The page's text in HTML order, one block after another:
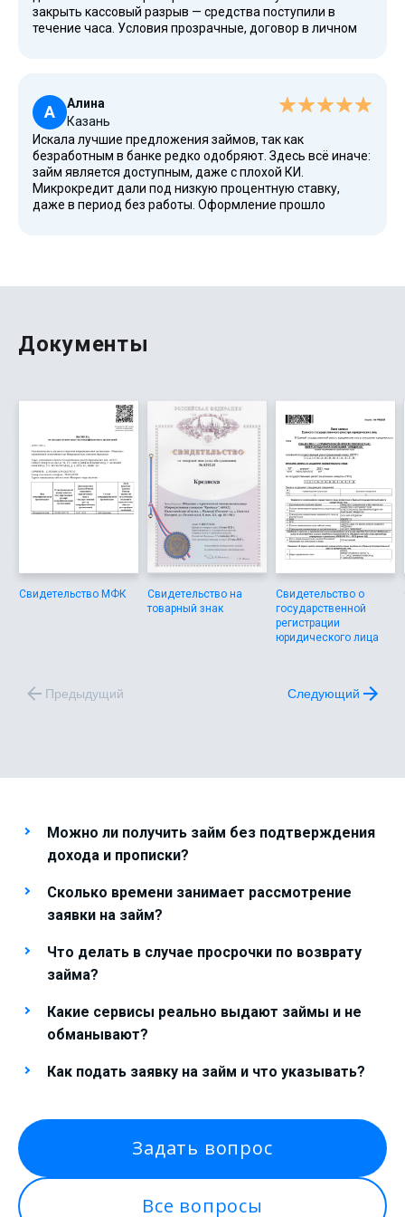
закрыть кассовый разрыв — средства поступили в
течение часа. Условия прозрачные, договор в личном
А
Алина
Казань
Искала лучшие предложения займов, так как
безработным в банке редко одобряют. Здесь всё иначе:
займ является доступным, даже с плохой КИ.
Микрокредит дали под низкую процентную ставку,
даже в период без работы. Оформление прошло
беру только у проверенных.
Документы
Свидетельство МФК
Свидетельство на
товарный знак
Свидетельство о
государственной
регистрации
юридического лица
Предыдущий Следующий
Можно ли получить займ без подтверждения
дохода и прописки?
Сколько времени занимает рассмотрение
заявки на займ?
Что делать в случае просрочки по возврату
займа?
Какие сервисы реально выдают займы и не
обманывают?
Как подать заявку на займ и что указывать?
Задать вопрос
Все вопросы